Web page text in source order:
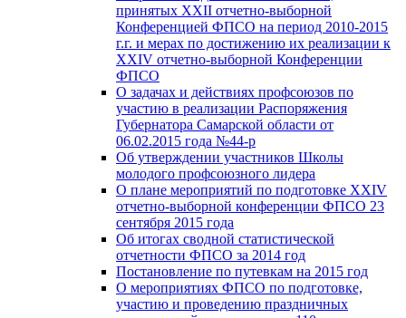
принятых XXII отчетно-выборной
Конференцией ФПСО на период 2010-2015
г.г. и мерах по достижению их реализации к
XXIV отчетно-выборной Конференции
ФПСО
О задачах и действиях профсоюзов по
участию в реализации Распоряжения
Губернатора Самарской области от
06.02.2015 года №44-р
Об утверждении участников Школы
молодого профсоюзного лидера
О плане мероприятий по подготовке XXIV
отчетно-выборной конференции ФПСО 23
сентября 2015 года
Об итогах сводной статистической
отчетности ФПСО за 2014 год
Постановление по путевкам на 2015 год
О мероприятиях ФПСО по подготовке,
участию и проведению праздничных